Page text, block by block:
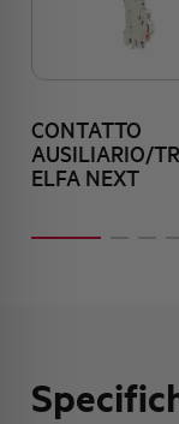
CONTATTO
AUSILIARIO/
ELFA NEXT